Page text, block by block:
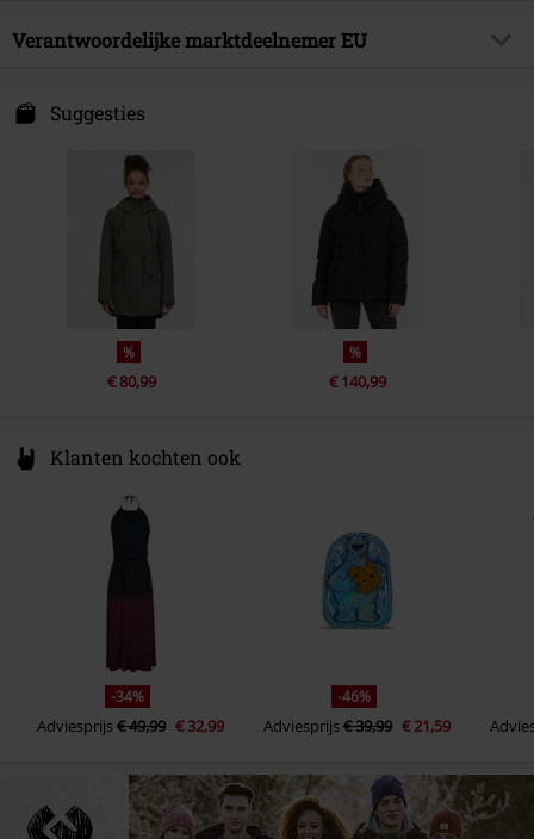
Handtekening
nee
Sexe
Mouwlengte
Longsleeve
Buitenmateriaal
100% polyester
Voering
Binnenmateriaal
100% polyester
Ander materiaal
Tweede buitenmateriaal: 100%
katoen
Verantwoordelijke marktdeelnemer EU
Osadni 12A/324
CZ-17 000 Prag 7
Suggesties
%
€ 80,99
%
€ 140,99
Klanten kochten ook
-34%
Adviesprijs€ 49,99 € 32,99
-46%
Adviesprijs€ 39,99 € 21,59